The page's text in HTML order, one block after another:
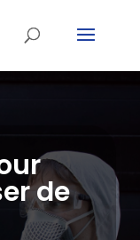
de